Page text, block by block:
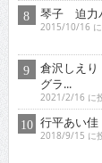
倉沢しえ
2021/2/16 に
行平あい
2018/9/15 に